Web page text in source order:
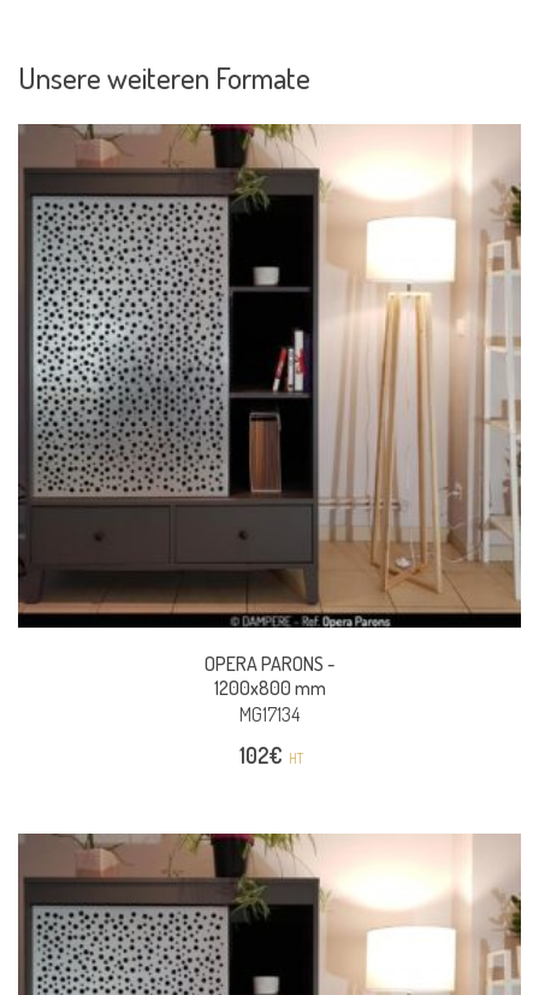
Unsere weiteren Formate
OPERA PARONS -
1200x800 mm
MG17134
102€ HT